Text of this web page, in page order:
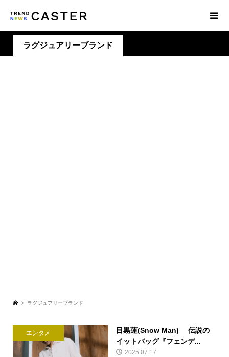
ラグジュアリーブランド
ラグジュアリーブランド
エンタメ
目黒蓮(Snow Man) 伝説の
イットバッグ『フェンデ...
2025.07.17